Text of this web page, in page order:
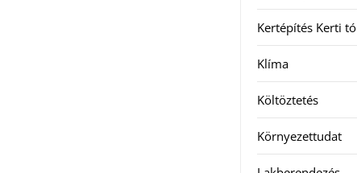
Kertépítés Kerti tó
Klíma
Költöztetés
Környezettudat